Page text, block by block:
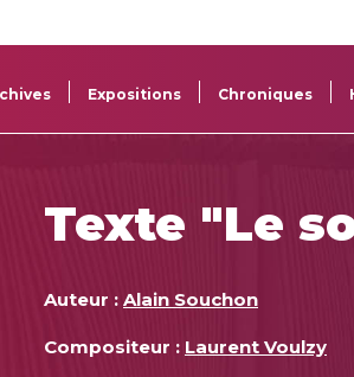
Sacem
projets
Expositions Chroniques
Texte "Le
Auteur : Alain Souchon
Compositeur : Laurent Voulzy